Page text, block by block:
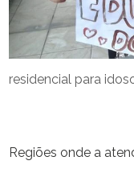
residencial para
Regiões onde a